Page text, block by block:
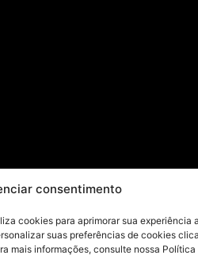
consentimento
cookies para aprimorar sua experiência
suas preferências de cookies
mais informações, consulte nossa Política